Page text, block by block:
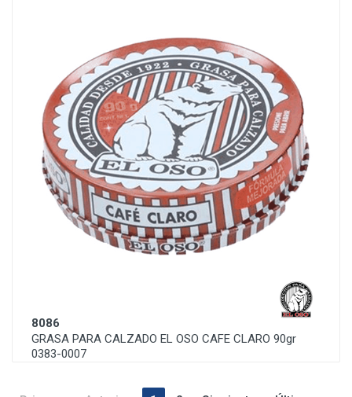
8086
GRASA PARA CALZADO EL OSO CAFE CLARO 90gr
0383-0007